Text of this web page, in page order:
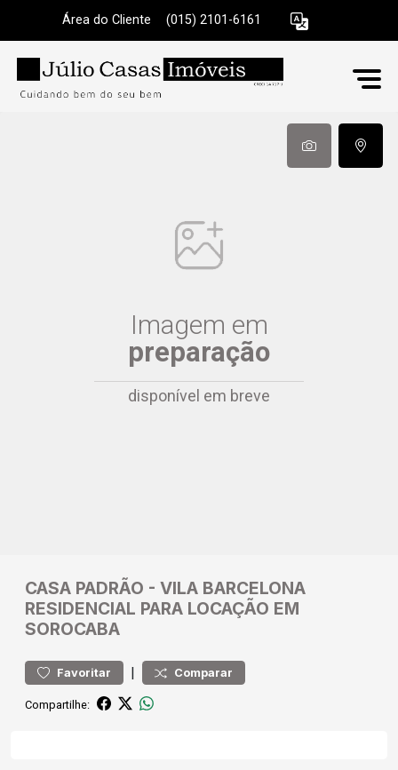
Área do Cliente (015) 2101-6161
Imagem em
preparação
disponível em breve
CASA PADRÃO - VILA BARCELONA
RESIDENCIAL PARA LOCAÇÃO EM
SOROCABA
Favoritar | Comparar
Compartilhe: